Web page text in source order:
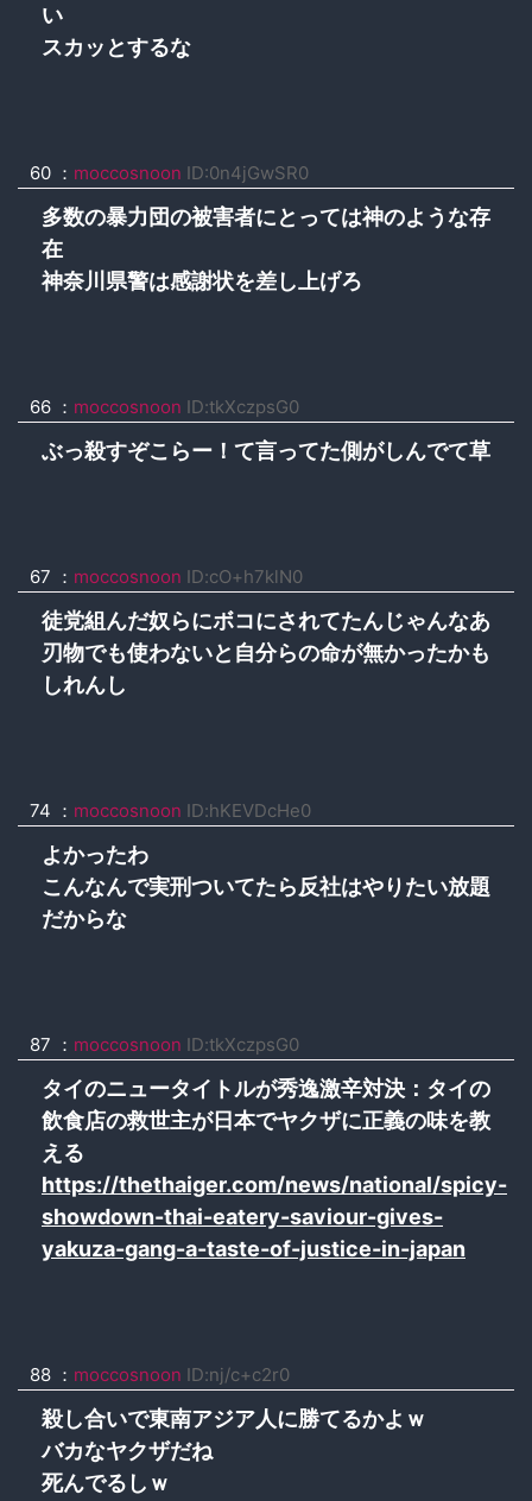
い
スカッとするな
60 ： moccosnoon ID:0n4jGwSR0
多数の暴力団の被害者にとっては神のような存
在
神奈川県警は感謝状を差し上げろ
66 ： moccosnoon ID:tkXczpsG0
ぶっ殺すぞこらー！て言ってた側がしんでて草
67 ： moccosnoon ID:cO+h7klN0
徒党組んだ奴らにボコにされてたんじゃんなあ
刃物でも使わないと自分らの命が無かったかも
しれんし
74 ： moccosnoon ID:hKEVDcHe0
よかったわ
こんなんで実刑ついてたら反社はやりたい放題
だからな
87 ： moccosnoon ID:tkXczpsG0
タイのニュータイトルが秀逸激辛対決：タイの
飲食店の救世主が日本でヤクザに正義の味を教
える
https://thethaiger.com/news/national/spicy-
showdown-thai-eatery-saviour-gives-
yakuza-gang-a-taste-of-justice-in-japan
88 ： moccosnoon ID:nj/c+c2r0
殺し合いで東南アジア人に勝てるかよｗ
バカなヤクザだね
死んでるしｗ